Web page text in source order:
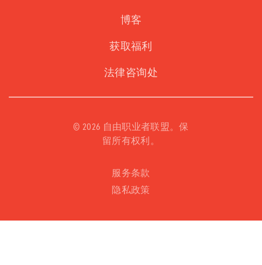
博客
获取福利
法律咨询处
© 2026 自由职业者联盟。保
留所有权利。
服务条款
隐私政策